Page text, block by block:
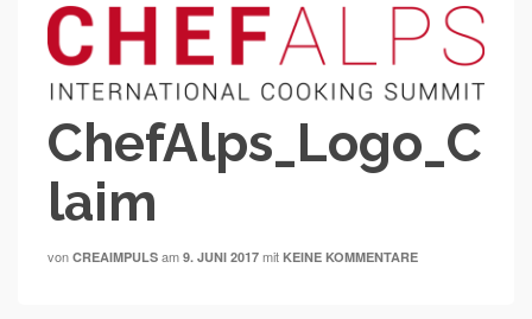
ChefAlps_Logo_C
laim
von CREAIMPULS am 9. JUNI 2017 mit KEINE KOMMENTARE